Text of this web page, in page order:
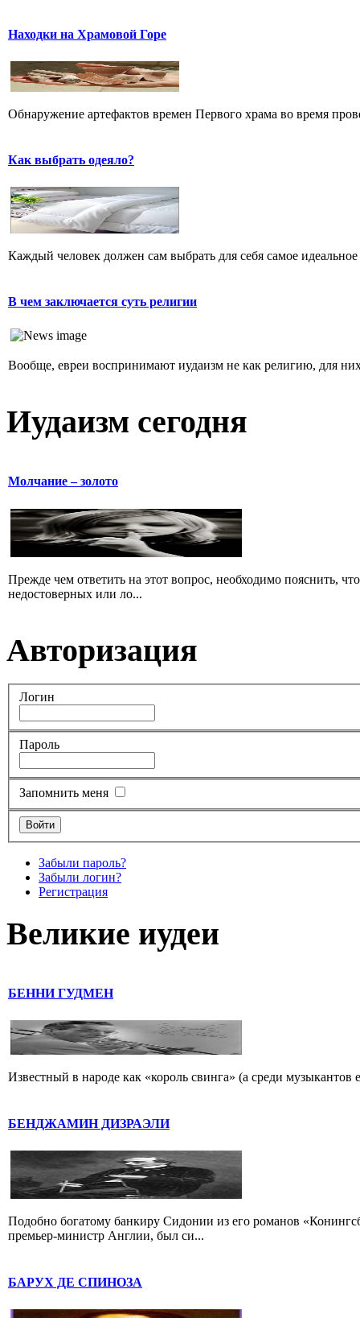
Находки на Храмовой Горе
Обнаружение артефактов времен Первого храма во время
Как выбрать одеяло?
Каждый человек должен сам выбрать для себя самое
В чем заключается суть религии
Вообще, евреи воспринимают иудаизм не как религию, для
Иудаизм сегодня
Молчание – золото
Прежде чем ответить на этот вопрос, необходимо пояснить,
недостоверных или ло...
Авторизация
Логин
Пароль
Запомнить меня
Забыли пароль?
Забыли логин?
Регистрация
Великие иудеи
БЕННИ ГУДМЕН
Известный в народе как «король свинга» (а среди
БЕНДЖАМИН ДИЗРАЭЛИ
Подобно богатому банкиру Сидонии из его романов
премьер-министр Англии, был си...
БАРУХ ДЕ СПИНОЗА